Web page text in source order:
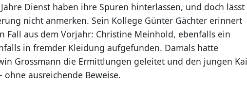
Dienst haben ihre Spuren hinterlassen, und doch lässt
nicht anmerken. Sein Kollege Günter Gächter erinnert
Fall aus dem Vorjahr: Christine Meinhold, ebenfalls ein
in fremder Kleidung aufgefunden. Damals hatte
Grossmann die Ermittlungen geleitet und den jungen Kai
ohne ausreichende Beweise.